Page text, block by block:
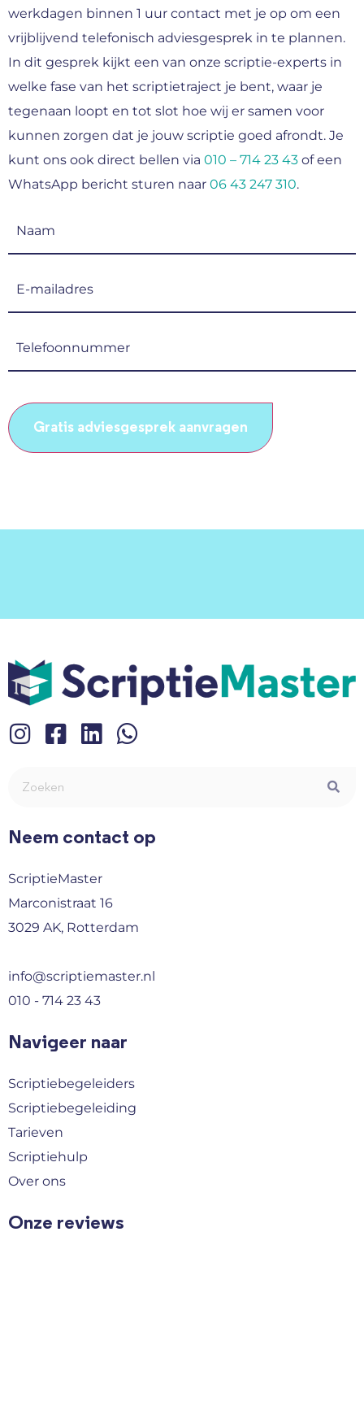
werkdagen binnen 1 uur contact met je op om een
vrijblijvend telefonisch adviesgesprek in te plannen.
In dit gesprek kijkt een van onze scriptie-experts in
welke fase van het scriptietraject je bent, waar je
tegenaan loopt en tot slot hoe wij er samen voor
kunnen zorgen dat je jouw scriptie goed afrondt. Je
kunt ons ook direct bellen via 010 – 714 23 43 of een
WhatsApp bericht sturen naar 06 43 247 310.
Neem contact op
ScriptieMaster
Marconistraat 16
3029 AK, Rotterdam
info@scriptiemaster.nl
010 - 714 23 43
Navigeer naar
Scriptiebegeleiders
Scriptiebegeleiding
Tarieven
Scriptiehulp
Over ons
Onze reviews